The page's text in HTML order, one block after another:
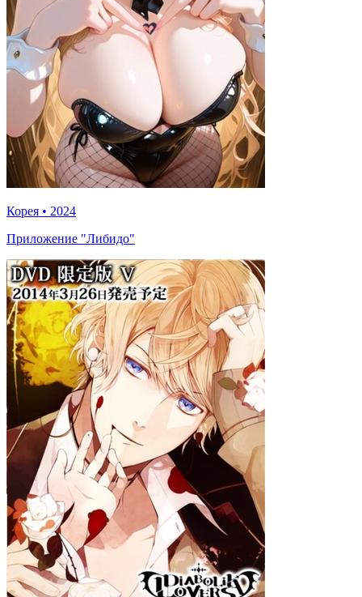
Корея • 2024
Приложение "Либидо"